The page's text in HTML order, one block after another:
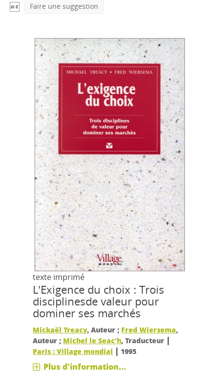
Faire une suggestion
texte imprimé
L'Exigence du choix : Trois
disciplinesde valeur pour
dominer ses marchés
Mickaël Treacy, Auteur ; Fred Wiersema,
Auteur ; Michel le Seac'h, Traducteur |
Paris : Village mondial | 1995
Plus d'information...